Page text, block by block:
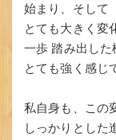
始まり、そして
とても大きく変
一歩 踏み出し
とても強く感じ
私自身も、この
しっかりとした